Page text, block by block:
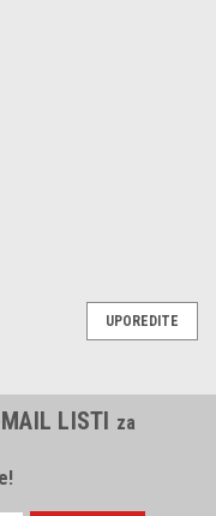
UPOREDITE
LISTI za